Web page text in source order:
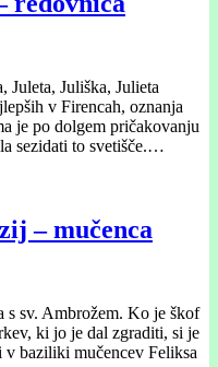
Juleta, Juliška, Julieta
v Firencah, oznanja
je po dolgem pričakovanju
sezidati to svetišče.…
– mučenca
s sv. Ambrožem. Ko je škof
ki jo je dal zgraditi, si je
baziliki mučencev Feliksa